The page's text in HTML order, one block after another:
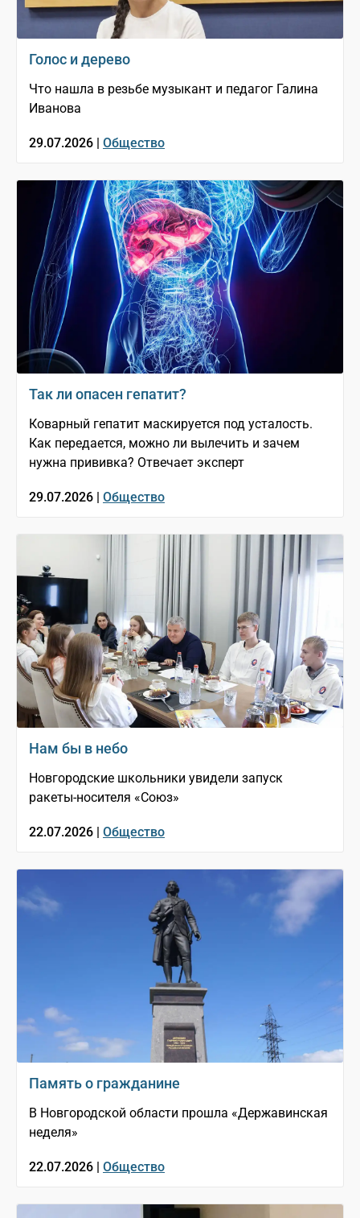
Голос и дерево
Что нашла в резьбе музыкант и педагог Галина
Иванова
29.07.2026 | Общество
Так ли опасен гепатит?
Коварный гепатит маскируется под усталость.
Как передается, можно ли вылечить и зачем
нужна прививка? Отвечает эксперт
29.07.2026 | Общество
Нам бы в небо
Новгородские школьники увидели запуск
ракеты-носителя «Союз»
22.07.2026 | Общество
Память о гражданине
В Новгородской области прошла «Державинская
неделя»
22.07.2026 | Общество